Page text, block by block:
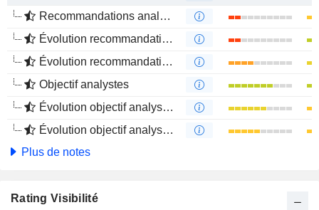
Recommandations analystes
Évolution recommandations analystes 1 an
Évolution recommandations analystes 4 mois
Objectif analystes
Évolution objectif analystes 1 an
Évolution objectif analystes 4 mois
Plus de notes
Rating Visibilité